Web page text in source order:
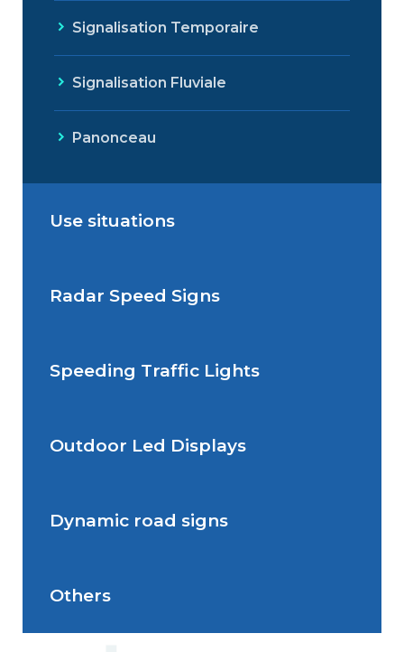
Signalisation Temporaire
Signalisation Fluviale
Panonceau
Use situations
Situations de signalisation
Situations de signalisation
Radar Speed Signs
Radar Speed Sign
Speeding Traffic Lights
Speeding Traffic Light
Outdoor Led Displays
Outdoor Led Display
Dynamic road signs
Dynamic road signs
Others